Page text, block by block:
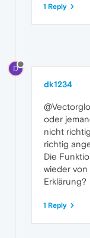
1 Reply
D
dk1234
oder
nicht
richtig
Die
wieder
Erklärung?
1 Reply